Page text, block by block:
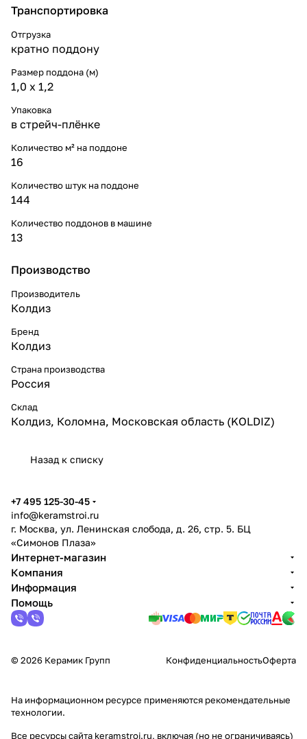
Транспортировка
Отгрузка
кратно поддону
Размер поддона (м)
1,0 х 1,2
Упаковка
в стрейч-плёнке
Количество м² на поддоне
16
Количество штук на поддоне
144
Количество поддонов в машине
13
Производство
Производитель
Колдиз
Бренд
Колдиз
Страна производства
Россия
Склад
Колдиз, Коломна, Московская область (KOLDIZ)
Назад к списку
+7 495 125-30-45
info@keramstroi.ru
г. Москва, ул. Ленинская слобода, д. 26, стр. 5. БЦ
«Симонов Плаза»
Интернет-магазин
Компания
Информация
Помощь
© 2026 Керамик Групп КонфиденциальностьОферта
На информационном ресурсе применяются рекомендательные
технологии.
Все ресурсы сайта keramstroi.ru, включая (но не ограничиваясь)